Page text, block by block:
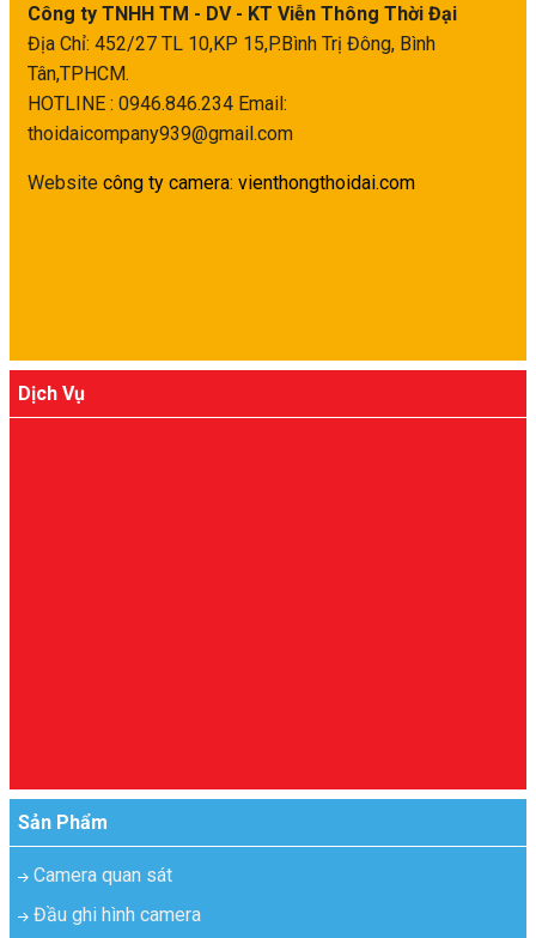
Công ty TNHH TM - DV - KT Viễn Thông Thời Đại
Địa Chỉ: 452/27 TL 10,KP 15,P.Bình Trị Đông, Bình
Tân,TPHCM.
HOTLINE : 0946.846.234 Email:
thoidaicompany939@gmail.com
Website công ty camera: vienthongthoidai.com
Dịch Vụ
Sản Phẩm
Camera quan sát
Đầu ghi hình camera